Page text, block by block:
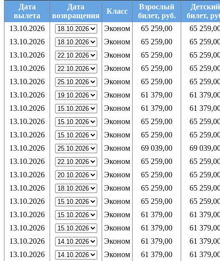
Дата
вылета
Дата
возвращения
Класс
Взрослый
билет, руб.
Детский
билет,
13.10.2026
Эконом 65 259,00
65
13.10.2026
Эконом 65 259,00
65
13.10.2026
Эконом 65 259,00
65
13.10.2026
Эконом 65 259,00
65
13.10.2026
Эконом 65 259,00
65
13.10.2026
Эконом 61 379,00
61
13.10.2026
Эконом 61 379,00
61
13.10.2026
Эконом 65 259,00
65
13.10.2026
Эконом 65 259,00
65
13.10.2026
Эконом 69 039,00
69
13.10.2026
Эконом 65 259,00
65
13.10.2026
Эконом 65 259,00
65
13.10.2026
Эконом 65 259,00
65
13.10.2026
Эконом 65 259,00
65
13.10.2026
Эконом 61 379,00
61
13.10.2026
Эконом 61 379,00
61
13.10.2026
Эконом 61 379,00
61
13.10.2026
Эконом 61 379,00
61